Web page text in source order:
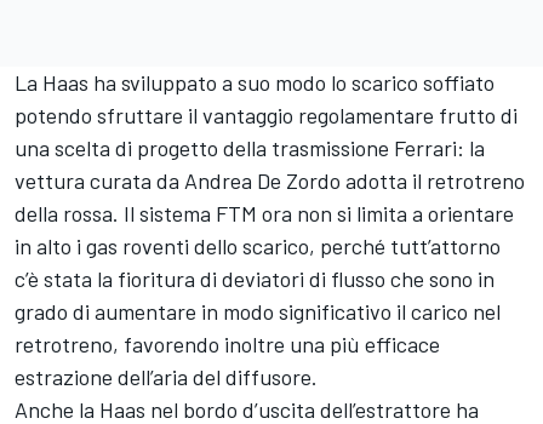
La Haas ha sviluppato a suo modo lo scarico soffiato
potendo sfruttare il vantaggio regolamentare frutto di
una scelta di progetto della trasmissione Ferrari: la
vettura curata da Andrea De Zordo adotta il retrotreno
della rossa. Il sistema FTM ora non si limita a orientare
in alto i gas roventi dello scarico, perché tutt’attorno
c’è stata la fioritura di deviatori di flusso che sono in
grado di aumentare in modo significativo il carico nel
retrotreno, favorendo inoltre una più efficace
estrazione dell’aria del diffusore.
Anche la Haas nel bordo d’uscita dell’estrattore ha